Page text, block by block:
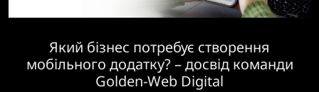
Який бізнес потребує створення
мобільного додатку? – досвід команди
Golden-Web Digital